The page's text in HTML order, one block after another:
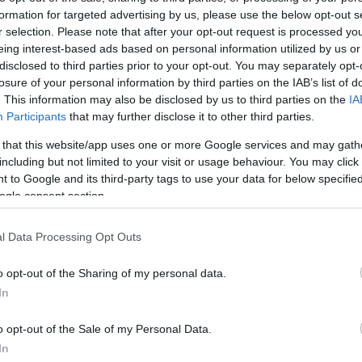
for targeted advertising by us, please use the below opt-out
selection. Please note that after your opt-out request is processed
interest-based ads based on personal information utilized by us
to third parties prior to your opt-out. You may separately
of your personal information by third parties on the IAB’s list of
This information may also be disclosed by us to third parties on the
Participants that may further disclose it to other third parties.
that this website/app uses one or more Google services and may
but not limited to your visit or usage behaviour. You may
to Google and its third-party tags to use your data for below
consent section.
Data Processing Opt Outs
opt-out of the Sharing of my personal data.
opt-out of the Sale of my Personal Data.
κρίσης»
λόγω
από την
10:12μμ
ΚΟΣΜΟΣ
Χρ.Μίτσκοσκι: «Για μένα το
όνομα Μακεδονία είναι ιερό»
19/12/2025 - 10:28μμ